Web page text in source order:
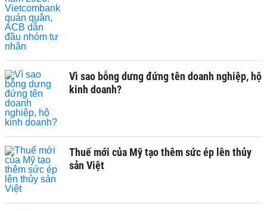
Vì sao bỗng dưng đứng tên doanh nghiệp, hộ
kinh doanh?
Thuế mới của Mỹ tạo thêm sức ép lên thủy
sản Việt